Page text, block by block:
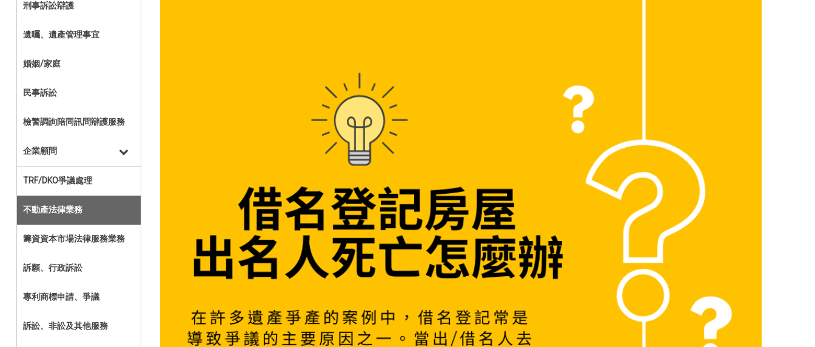
刑事訴訟辯護
遺囑、遺產管理事宜
婚姻/家庭
民事訴訟
檢警調詢陪同訊問辯護服務
企業顧問
TRF/DKO爭議處理
不動產法律業務
籌資資本市場法律服務業務
訴願、行政訴訟
專利商標申請、爭議
訴訟、非訟及其他服務